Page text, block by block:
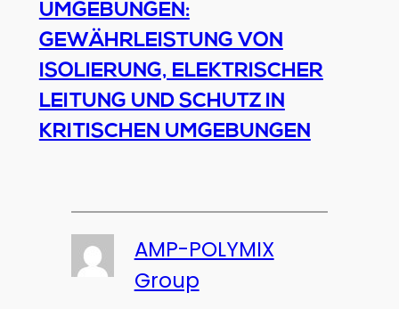
UMGEBUNGEN:
GEWÄHRLEISTUNG VON
ISOLIERUNG, ELEKTRISCHER
LEITUNG UND SCHUTZ IN
KRITISCHEN UMGEBUNGEN
AMP-POLYMIX
Group